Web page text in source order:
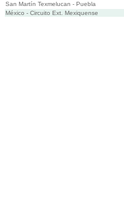
San Martín Texmelucan - Puebla
México - Circuito Ext. Mexiquense